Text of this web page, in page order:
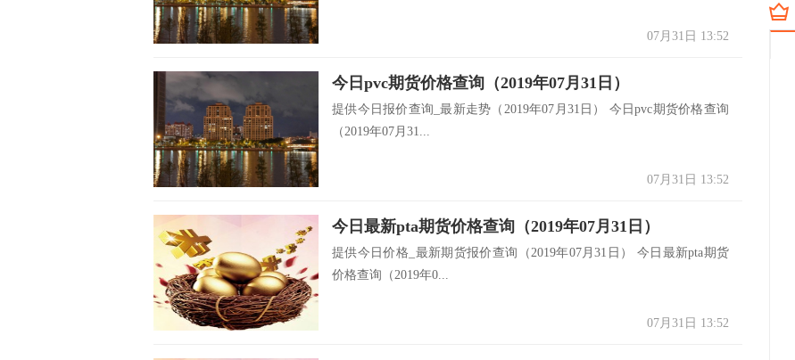
07月31日 13:52
今日pvc期货价格查询（2019年07月31日）
提供今日报价查询_最新走势（2019年07月31日） 今日pvc期货价格查询
（2019年07月31...
07月31日 13:52
今日最新pta期货价格查询（2019年07月31日）
提供今日价格_最新期货报价查询（2019年07月31日） 今日最新pta期货
价格查询（2019年0...
07月31日 13:52